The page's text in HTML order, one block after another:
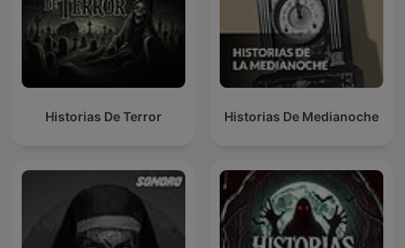
Historias De Terror Historias De Medianoche